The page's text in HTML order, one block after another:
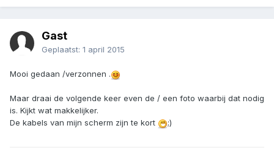
Gast
Geplaatst: 1 april 2015
Mooi gedaan /verzonnen .
Maar draai de volgende keer even de / een foto waarbij dat nodig
is. Kijkt wat makkelijker.
De kabels van mijn scherm zijn te kort
;)